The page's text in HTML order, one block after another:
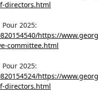
directors.html
2025:
https://
committee.html
2025:
https://
directors.html